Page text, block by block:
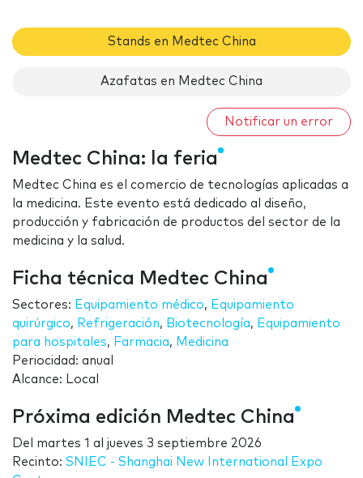
Stands en Medtec China
Azafatas en Medtec China
Notificar un error
Medtec China: la feria
Medtec China es el comercio de tecnologías aplicadas a
la medicina. Este evento está dedicado al diseño,
producción y fabricación de productos del sector de la
medicina y la salud.
Ficha técnica Medtec China
Sectores: Equipamiento médico, Equipamiento
quirúrgico, Refrigeración, Biotecnología, Equipamiento
para hospitales, Farmacia, Medicina
Periocidad: anual
Alcance: Local
Próxima edición Medtec China
Del martes 1 al jueves 3 septiembre 2026
Recinto: SNIEC - Shanghai New International Expo